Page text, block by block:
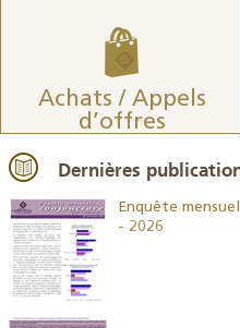
Achats / Appels
d’offres
Dernières
Enquête
- 2026